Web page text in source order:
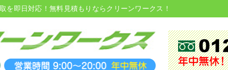
を即日対応！無料見積もりならクリーンワークス！